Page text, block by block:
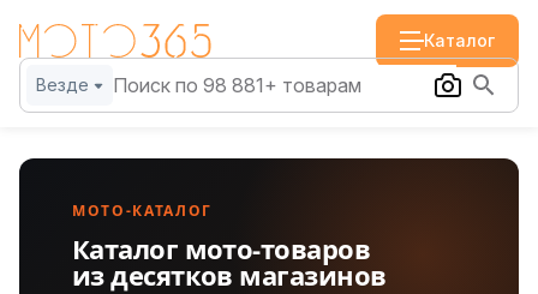
Каталог
Везде
МОТО-КАТАЛОГ
Каталог мото-товаров
из десятков магазинов